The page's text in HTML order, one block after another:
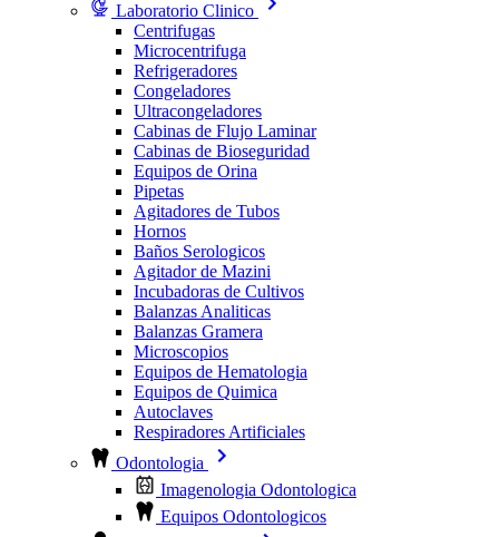
Laboratorio Clinico
Centrifugas
Microcentrifuga
Refrigeradores
Congeladores
Ultracongeladores
Cabinas de Flujo Laminar
Cabinas de Bioseguridad
Equipos de Orina
Pipetas
Agitadores de Tubos
Hornos
Baños Serologicos
Agitador de Mazini
Incubadoras de Cultivos
Balanzas Analiticas
Balanzas Gramera
Microscopios
Equipos de Hematologia
Equipos de Quimica
Autoclaves
Respiradores Artificiales
Odontologia
Imagenologia Odontologica
Equipos Odontologicos